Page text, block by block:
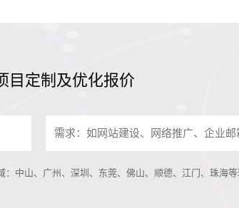
目定制及优化报价
中山、广州、深圳、东莞、佛山、顺德、江门、珠海